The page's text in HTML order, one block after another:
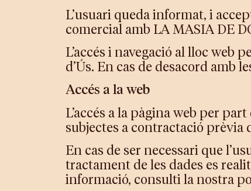
L’usuari queda informat, i
comercial amb LA MASIA DE
L’accés i navegació al lloc web
d’Ús. En cas de desacord amb
Accés a la web
L’accés a la pàgina web per
subjectes a contractació prèvia
En cas de ser necessari que
tractament de les dades es
informació, consulti la nostra